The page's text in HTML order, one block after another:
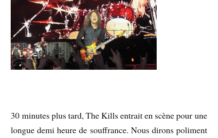
30 minutes plus tard, The Kills entrait en scène pour une
longue demi heure de souffrance. Nous dirons poliment